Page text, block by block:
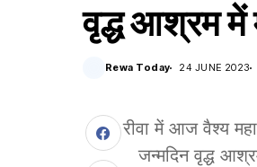
वृद्ध आश्रम में
Rewa Today 24 JUNE 2023
रीवा में आज वैश्य
जन्मदिन वृद्ध